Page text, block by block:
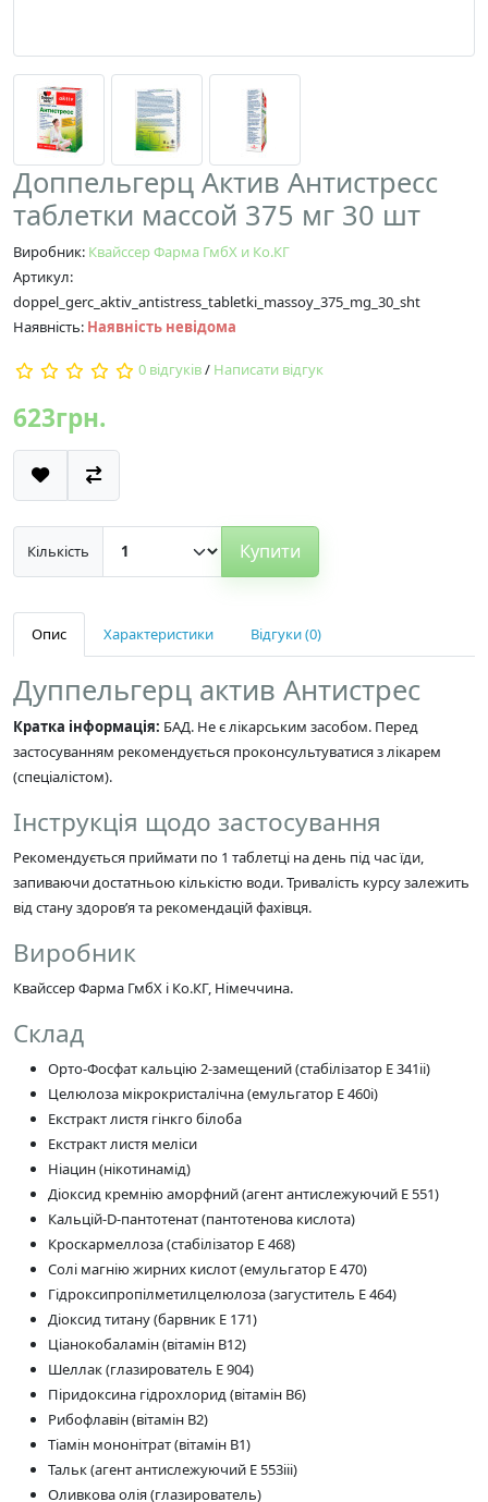
Доппельгерц Актив Антистресс
таблетки массой 375 мг 30 шт
Виробник: Квайссер Фарма ГмбХ и Ко.КГ
Артикул:
doppel_gerc_aktiv_antistress_tabletki_massoy_375_mg_30_sht
Наявність: Наявність невідома
0 відгуків/ Написати відгук
623грн.
Кількість Купити
Опис Характеристики Відгуки (0)
Дуппельгерц актив Антистрес
Кратка інформація: БАД. Не є лікарським засобом. Перед
застосуванням рекомендується проконсультуватися з лікарем
(спеціалістом).
Інструкція щодо застосування
Рекомендується приймати по 1 таблетці на день під час їди,
запиваючи достатньою кількістю води. Тривалість курсу залежить
від стану здоров’я та рекомендацій фахівця.
Виробник
Квайссер Фарма ГмбХ і Ко.КГ, Німеччина.
Склад
Орто-Фосфат кальцію 2-замещений (стабілізатор Е 341ii)
Целюлоза мікрокристалічна (емульгатор Е 460i)
Екстракт листя гінкго білоба
Екстракт листя меліси
Ніацин (нікотинамід)
Діоксид кремнію аморфний (агент антислежуючий Е 551)
Кальцій-D-пантотенат (пантотенова кислота)
Кроскармеллоза (стабілізатор Е 468)
Солі магнію жирних кислот (емульгатор Е 470)
Гідроксипропілметилцелюлоза (загуститель Е 464)
Діоксид титану (барвник Е 171)
Ціанокобаламін (вітамін В12)
Шеллак (глазирователь Е 904)
Піридоксина гідрохлорид (вітамін В6)
Рибофлавін (вітамін В2)
Тіамін мононітрат (вітамін В1)
Тальк (агент антислежуючий Е 553iii)
Оливкова олія (глазирователь)